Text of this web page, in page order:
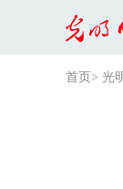
首页 > 光